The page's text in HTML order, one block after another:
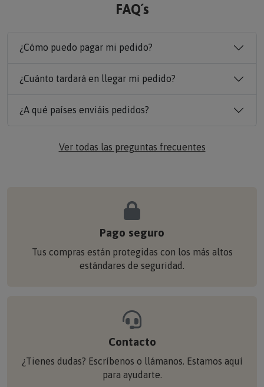
FAQ´s
¿Cómo puedo pagar mi pedido?
¿Cuánto tardará en llegar mi pedido?
¿A qué países enviáis pedidos?
Ver todas las preguntas frecuentes
Pago seguro
Tus compras están protegidas con los más altos
estándares de seguridad.
Contacto
¿Tienes dudas? Escríbenos o llámanos. Estamos aquí
para ayudarte.